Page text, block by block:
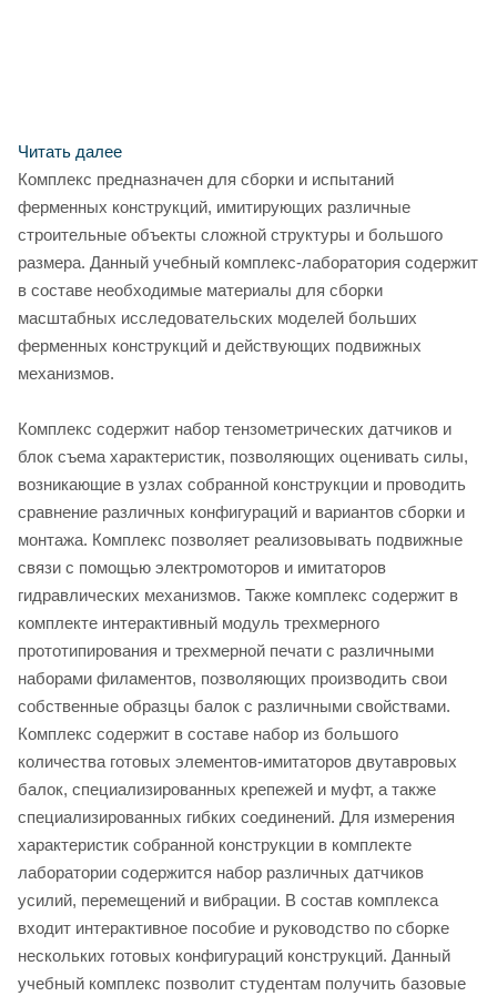
Читать далее
Комплекс предназначен для сборки и испытаний
ферменных конструкций, имитирующих различные
строительные объекты сложной структуры и большого
размера. Данный учебный комплекс-лаборатория содержит
в составе необходимые материалы для сборки
масштабных исследовательских моделей больших
ферменных конструкций и действующих подвижных
механизмов.
Комплекс содержит набор тензометрических датчиков и
блок съема характеристик, позволяющих оценивать силы,
возникающие в узлах собранной конструкции и проводить
сравнение различных конфигураций и вариантов сборки и
монтажа. Комплекс позволяет реализовывать подвижные
связи с помощью электромоторов и имитаторов
гидравлических механизмов. Также комплекс содержит в
комплекте интерактивный модуль трехмерного
прототипирования и трехмерной печати с различными
наборами филаментов, позволяющих производить свои
собственные образцы балок с различными свойствами.
Комплекс содержит в составе набор из большого
количества готовых элементов-имитаторов двутавровых
балок, специализированных крепежей и муфт, а также
специализированных гибких соединений. Для измерения
характеристик собранной конструкции в комплекте
лаборатории содержится набор различных датчиков
усилий, перемещений и вибрации. В состав комплекса
входит интерактивное пособие и руководство по сборке
нескольких готовых конфигураций конструкций. Данный
учебный комплекс позволит студентам получить базовые